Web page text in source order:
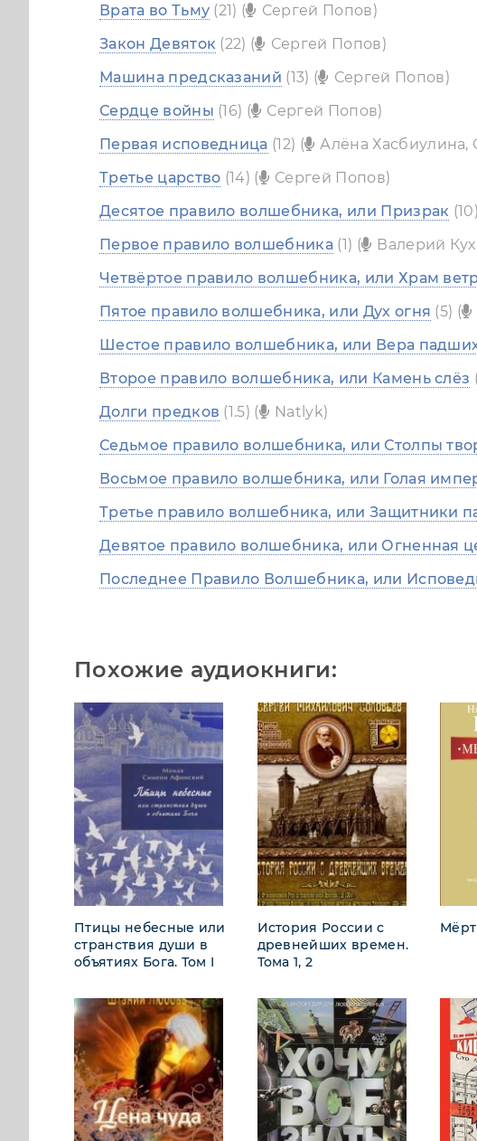
Врата во Тьму (21) (
Сергей Попов)
Закон Девяток (22) (
Сергей Попов)
Машина предсказаний (13) (
Сергей Попов)
Сердце войны (16) (
Сергей Попов)
Первая исповедница (12) (
Алёна Хасбиулина,
Третье царство (14) (
Сергей Попов)
Десятое правило волшебника, или Призрак
Первое правило волшебника (1) (
Валерий
Четвёртое правило волшебника, или Храм
Пятое правило волшебника, или Дух огня (5) (
Шестое правило волшебника, или Вера
Второе правило волшебника, или Камень слёз
Долги предков (1.5) (
Natlyk)
Седьмое правило волшебника, или Столпы
Восьмое правило волшебника, или Голая
Третье правило волшебника, или Защитники
Девятое правило волшебника, или Огненная
Последнее Правило Волшебника, или
Похожие аудиокниги:
Птицы небесные или
странствия души в
объятиях Бога. Том I
История России с
древнейших времен.
Тома 1, 2